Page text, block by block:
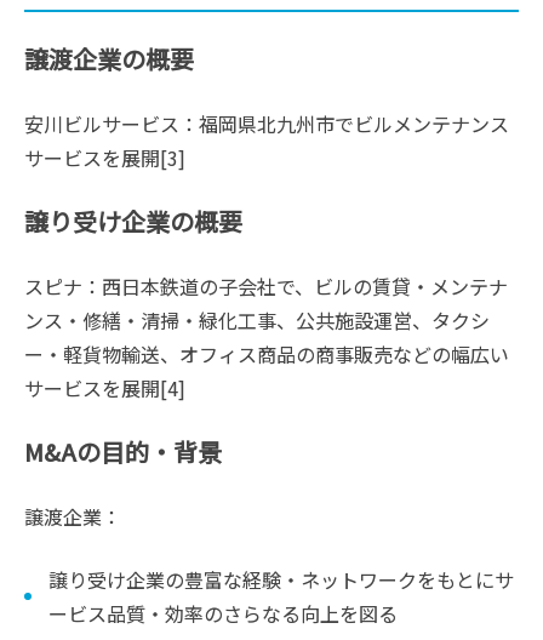
譲渡企業の概要
安川ビルサービス：福岡県北九州市でビルメンテナンス
サービスを展開[3]
譲り受け企業の概要
スピナ：西日本鉄道の子会社で、ビルの賃貸・メンテナ
ンス・修繕・清掃・緑化工事、公共施設運営、タクシ
ー・軽貨物輸送、オフィス商品の商事販売などの幅広い
サービスを展開[4]
M&Aの目的・背景
譲渡企業：
譲り受け企業の豊富な経験・ネットワークをもとにサ
ービス品質・効率のさらなる向上を図る